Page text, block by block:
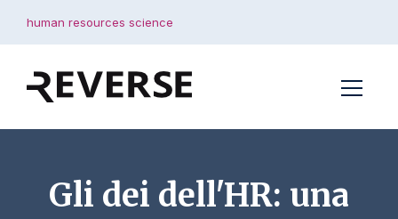
human resources science
Gli dei dell'HR: una